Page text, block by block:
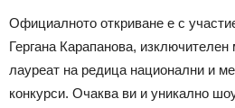
Официалното откриване е с
Гергана Карапанова,
лауреат на редица национални и
конкурси. Очаква ви и уникално